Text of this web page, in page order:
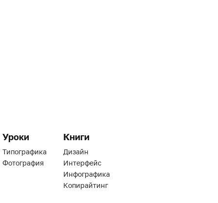
Уроки
Типографика
Фотография
Книги
Дизайн
Интерфейс
Инфографика
Копирайтинг